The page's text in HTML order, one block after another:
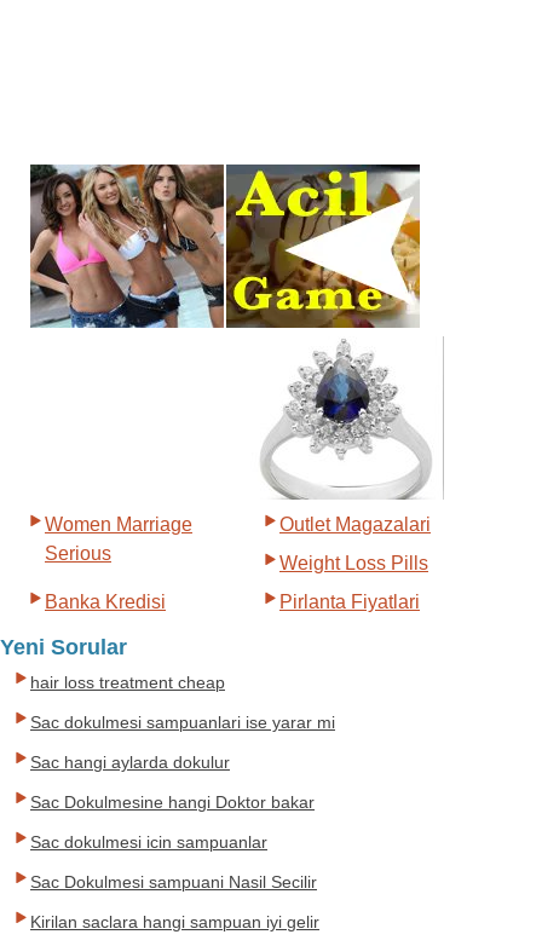
Women Marriage
Serious
Outlet Magazalari
Weight Loss Pills
Banka Kredisi
Pirlanta Fiyatlari
Yeni Sorular
hair loss treatment cheap
Sac dokulmesi sampuanlari ise yarar mi
Sac hangi aylarda dokulur
Sac Dokulmesine hangi Doktor bakar
Sac dokulmesi icin sampuanlar
Sac Dokulmesi sampuani Nasil Secilir
Kirilan saclara hangi sampuan iyi gelir